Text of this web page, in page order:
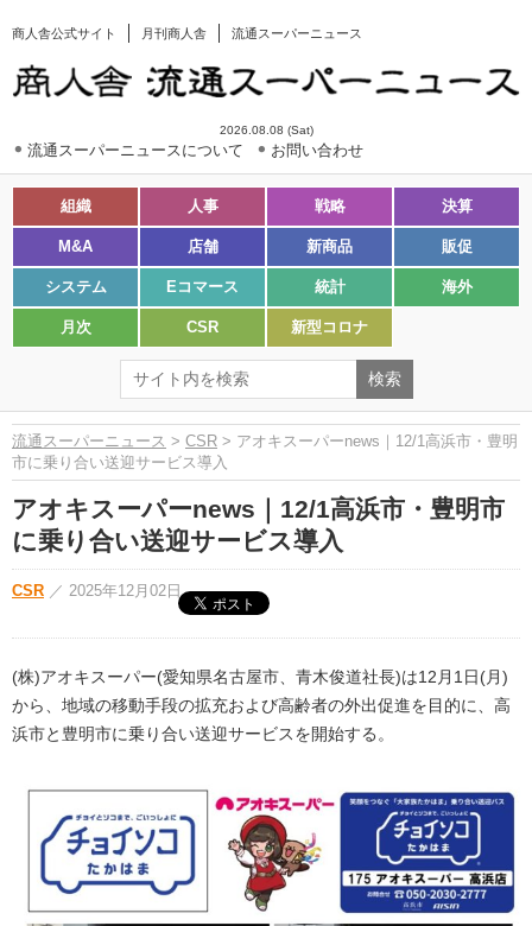
商人舎公式サイト 月刊商人舎 流通スーパーニュース
2026.08.08 (Sat)
流通スーパーニュースについて お問い合わせ
組織 人事 戦略 決算
M&A 店舗 新商品 販促
システム Eコマース 統計 海外
月次 CSR 新型コロナ
流通スーパーニュース > CSR > アオキスーパーnews｜12/1高浜市・豊明
市に乗り合い送迎サービス導入
アオキスーパーnews｜12/1高浜市・豊明市
に乗り合い送迎サービス導入
CSR ／ 2025年12月02日
(株)アオキスーパー(愛知県名古屋市、青木俊道社長)は12月1日(月)
から、地域の移動手段の拡充および高齢者の外出促進を目的に、高
浜市と豊明市に乗り合い送迎サービスを開始する。